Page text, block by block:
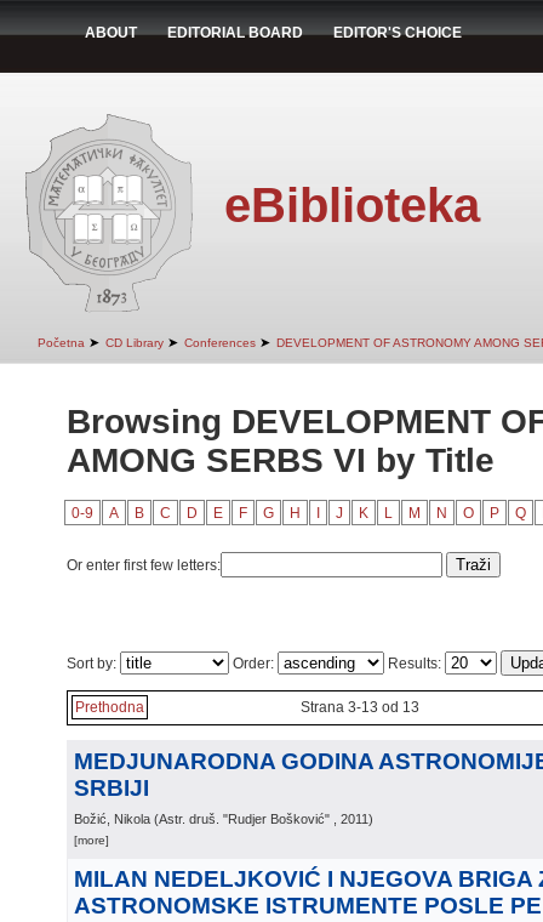
ABOUT EDITORIAL BOARD EDITOR'S CHOICE
eBiblioteka
Početna ➤ CD Library ➤ Conferences ➤ DEVELOPMENT OF ASTRONOMY AMONG
Browsing DEVELOPMENT
AMONG SERBS VI by Title
0-9 A B C D E F G H J K L M N O P Q
Or enter first few letters:
Sort by: Order: Results:
Prethodna Strana 3-13 od 13
MEDJUNARODNA GODINA
SRBIJI
Božić, Nikola (Astr. druš. "Rudjer Bošković" , 2011)
[more]
MILAN NEDELJKOVIĆ I NJEGOVA BRIGA
ASTRONOMSKE ISTRUMENTE POSLE